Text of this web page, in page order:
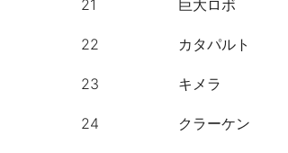
21 巨大ロボ
22 カタパルト
23 キメラ
24 クラーケン